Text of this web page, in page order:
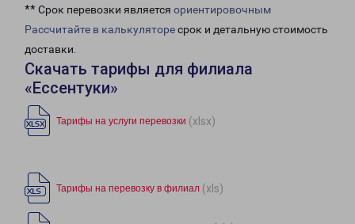
** Срок перевозки является ориентировочным
Рассчитайте в калькуляторесрок и детальную стоимость
доставки.
Скачать тарифы для филиала
«Ессентуки»
Тарифы на услуги перевозки (xlsx)
Тарифы на перевозку в филиал (xls)